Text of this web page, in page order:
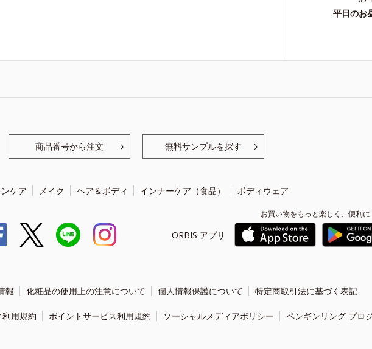
平日のお
商品番号から注文 無料サンプルを探す
ケア メイク ヘア＆ボディ インナーケア（食品） ボディウェア
ORBIS アプリ
お買い物をもっと楽しく、便利に
報 化粧品の使用上の注意について 個人情報保護について 特定商取引法に基づく表記
用規約 ポイントサービス利用規約 ソーシャルメディアポリシー ペンギンリング プロ